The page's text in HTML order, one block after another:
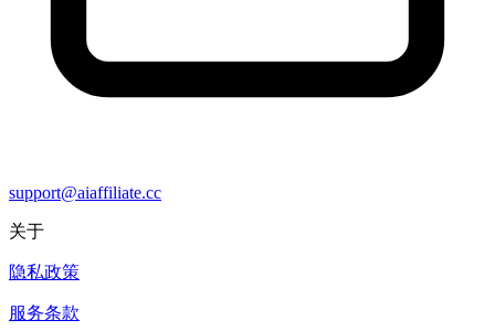
support@aiaffiliate.cc
关于
隐私政策
服务条款